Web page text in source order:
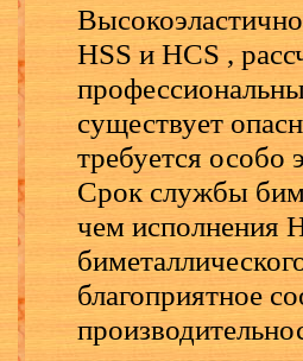
HSS и HCS ,
существует
требуется особо
Срок службы
чем исполнения
благоприятное